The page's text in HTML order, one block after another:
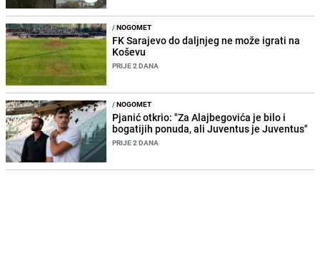
/NOGOMET
FK Sarajevo do daljnjeg ne može igrati na
Koševu
PRIJE 2 DANA
/NOGOMET
Pjanić otkrio: "Za Alajbegovića je bilo i
bogatijih ponuda, ali Juventus je Juventus"
PRIJE 2 DANA